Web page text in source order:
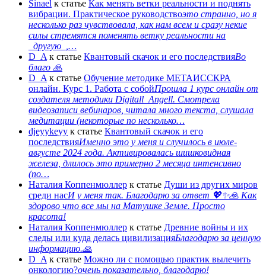
Sinael к статье Как менять ветки реальности и поднять
вибрации. Практическое руководствоэто странно, но я
несколько раз чувствовала, как нам всем и сразу некие
силы стремятся поменять ветку реальности на
_другую_,…
D_A к статье Квантовый скачок и его последствияВо
благо 🙏
D_A к статье Обучение методике МЕТАИССКРА
онлайн. Курс 1. Работа с собойПрошла 1 курс онлайн от
создателя методики Digitall_Angell. Смотрела
видеозаписи вебинаров, читала много текста, слушала
медитации (некоторые по несколько…
djeyykeyy к статье Квантовый скачок и его
последствияИменно это у меня и случилось в июле-
августе 2024 года. Активировалась шишковидная
железа, длилось это примерно 2 месяца интенсивно
(по…
Наталия Коппенмюллер к статье Души из других миров
среди насИ у меня так. Благодарю за ответ 💖✨️🙏 Как
здорово что все мы на Матушке Земле. Просто
красота!
Наталия Коппенмюллер к статье Древние войны и их
следы или куда делась цивилизацияБлагодарю за ценную
информацию.🙏
D_A к статье Можно ли с помощью практик вылечить
онкологию?очень показательно, благодарю!